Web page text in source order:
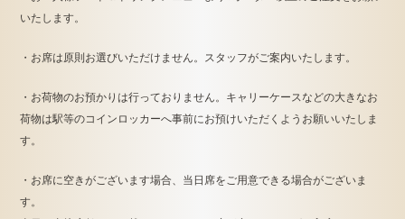
いたします。
・お席は原則お選びいただけません。スタッフがご案内いたします。
・お荷物のお預かりは行っておりません。キャリーケースなどの大きなお
荷物は駅等のコインロッカーへ事前にお預けいただくようお願いいたしま
す。
・お席に空きがございます場合、当日席をご用意できる場合がございま
す。